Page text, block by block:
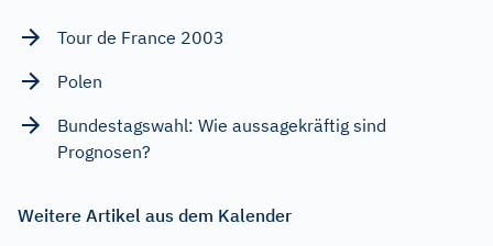
Tour de France 2003
Polen
Bundestagswahl: Wie aussagekräftig sind
Prognosen?
Weitere Artikel aus dem Kalender